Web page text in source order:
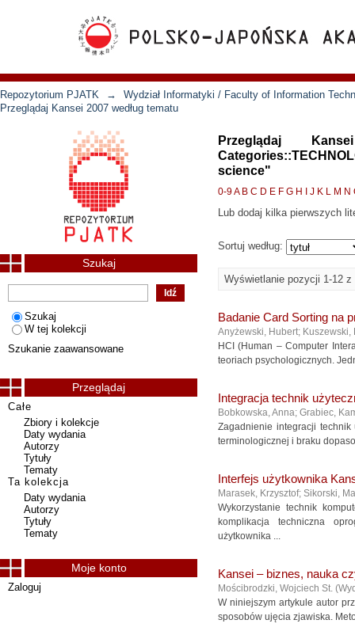
Repozytorium PJATK →
Wydział Informatyki / Faculty of Information
Przeglądaj Kansei 2007 według tematu
Przeglądaj
science"
0-9A B C D E F G H J K L M N
Lub dodaj kilka pierwszych
Sortuj według:
Wyświetlanie pozycji 1-12 z
Badanie Card Sorting na
Anyżewski, Hubert; Kuszewski,
HCI (Human – Computer
teoriach psychologicznych.
Integracja technik
Bobkowska, Anna; Grabiec,
Zagadnienie integracji
terminologicznej i braku
Interfejs użytkownika
Marasek, Krzysztof; Sikorski,
Wykorzystanie technik
komplikacja techniczna
użytkownika ...
Kansei – biznes, nauka
Mościbrodzki, Wojciech St. (
W niniejszym artykule autor
sposobów ujęcia zjawiska.
Szukaj
Szukaj
W tej kolekcji
Szukanie zaawansowane
Przeglądaj
Całe
Zbiory i kolekcje
Daty wydania
Autorzy
Tytuły
Tematy
Ta kolekcja
Daty wydania
Autorzy
Tytuły
Tematy
Moje konto
Zaloguj